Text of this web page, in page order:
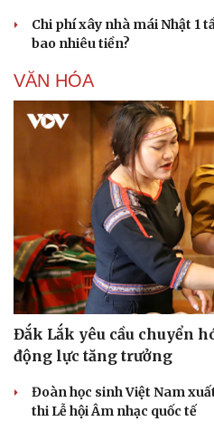
Chi phí xây nhà mái Nhật 1
bao nhiêu tiền?
VĂN HÓA
Đắk Lắk yêu cầu chuyển
động lực tăng trưởng
Đoàn học sinh Việt Nam
thi Lễ hội Âm nhạc quốc tế